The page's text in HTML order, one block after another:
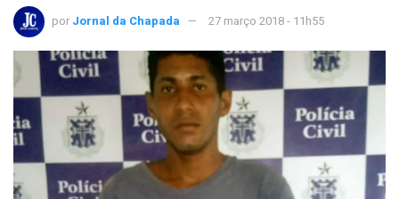
por Jornal da Chapada 27 março 2018 - 11h55